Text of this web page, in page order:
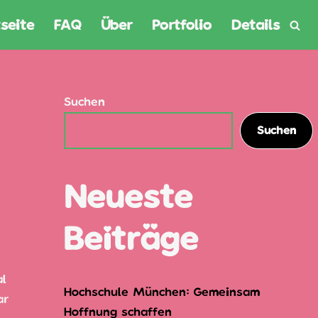
FAQ Über Portfolio Details
Suchen
Suchen
Neueste
Beiträge
Hochschule München: Gemeinsam
Hoffnung schaffen